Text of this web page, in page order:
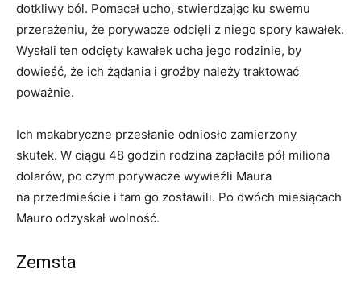
dotkliwy ból. Pomacał ucho, stwierdzając ku swemu
przerażeniu, że porywacze odcięli z niego spory kawałek.
Wysłali ten odcięty kawałek ucha jego rodzinie, by
dowieść, że ich żądania i groźby należy traktować
poważnie.
Ich makabryczne przesłanie odniosło zamierzony
skutek. W ciągu 48 godzin rodzina zapłaciła pół miliona
dolarów, po czym porywacze wywieźli Maura
na przedmieście i tam go zostawili. Po dwóch miesiącach
Mauro odzyskał wolność.
Zemsta